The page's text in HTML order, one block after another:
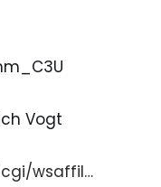
Vogt
wsaffil…